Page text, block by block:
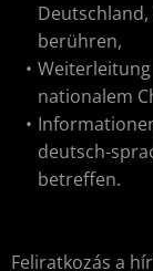
berühren,
nationalem
deutsch-
betreffen.
Feliratkozás a